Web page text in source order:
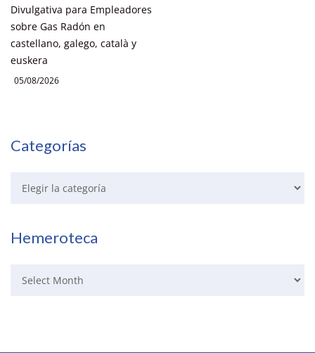
Divulgativa para Empleadores
sobre Gas Radón en
castellano, galego, català y
euskera
05/08/2026
Categorías
Hemeroteca